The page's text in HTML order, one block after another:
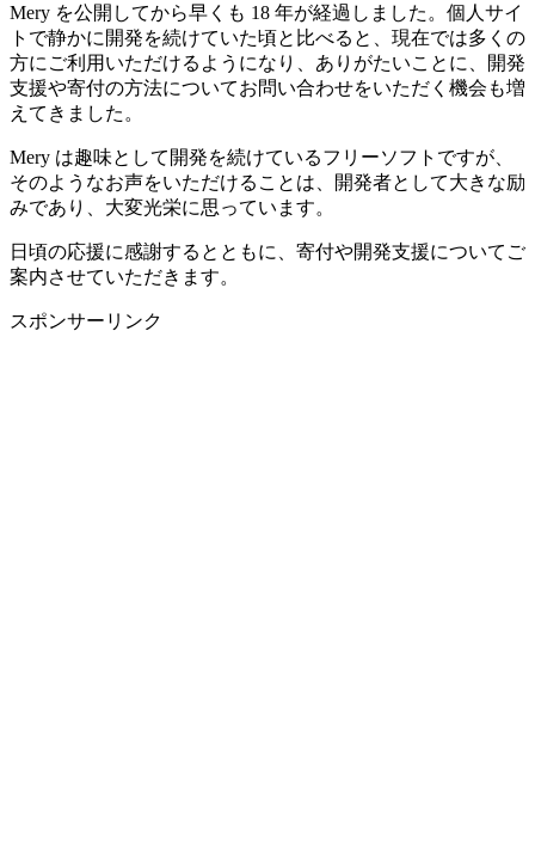
Mery を公開してから早くも 18 年が経過しました。個人サイ
トで静かに開発を続けていた頃と比べると、現在では多くの
方にご利用いただけるようになり、ありがたいことに、開発
支援や寄付の方法についてお問い合わせをいただく機会も増
えてきました。
Mery は趣味として開発を続けているフリーソフトですが、
そのようなお声をいただけることは、開発者として大きな励
みであり、大変光栄に思っています。
日頃の応援に感謝するとともに、寄付や開発支援についてご
案内させていただきます。
スポンサーリンク